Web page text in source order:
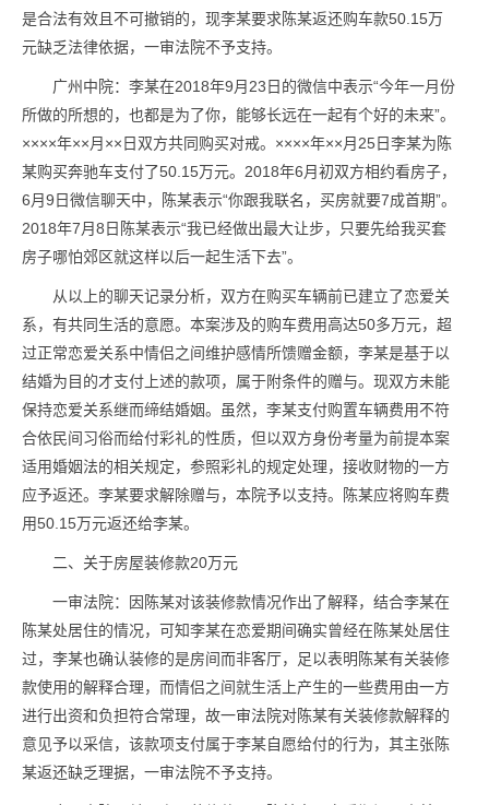
是合法有效且不可撤销的，现李某要求陈某返还购车款50.15万
元缺乏法律依据，一审法院不予支持。
广州中院：李某在2018年9月23日的微信中表示“今年一月份
所做的所想的，也都是为了你，能够长远在一起有个好的未来”。
××××年××月××日双方共同购买对戒。××××年××月25日李某为陈
某购买奔驰车支付了50.15万元。2018年6月初双方相约看房子，
6月9日微信聊天中，陈某表示“你跟我联名，买房就要7成首期”。
2018年7月8日陈某表示“我已经做出最大让步，只要先给我买套
房子哪怕郊区就这样以后一起生活下去”。
从以上的聊天记录分析，双方在购买车辆前已建立了恋爱关
系，有共同生活的意愿。本案涉及的购车费用高达50多万元，超
过正常恋爱关系中情侣之间维护感情所馈赠金额，李某是基于以
结婚为目的才支付上述的款项，属于附条件的赠与。现双方未能
保持恋爱关系继而缔结婚姻。虽然，李某支付购置车辆费用不符
合依民间习俗而给付彩礼的性质，但以双方身份考量为前提本案
适用婚姻法的相关规定，参照彩礼的规定处理，接收财物的一方
应予返还。李某要求解除赠与，本院予以支持。陈某应将购车费
用50.15万元返还给李某。
二、关于房屋装修款20万元
一审法院：因陈某对该装修款情况作出了解释，结合李某在
陈某处居住的情况，可知李某在恋爱期间确实曾经在陈某处居住
过，李某也确认装修的是房间而非客厅，足以表明陈某有关装修
款使用的解释合理，而情侣之间就生活上产生的一些费用由一方
进行出资和负担符合常理，故一审法院对陈某有关装修款解释的
意见予以采信，该款项支付属于李某自愿给付的行为，其主张陈
某返还缺乏理据，一审法院不予支持。